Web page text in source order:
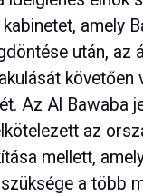
amely
után, az
követően
Az Al Bawaba
az
mellett,
a több